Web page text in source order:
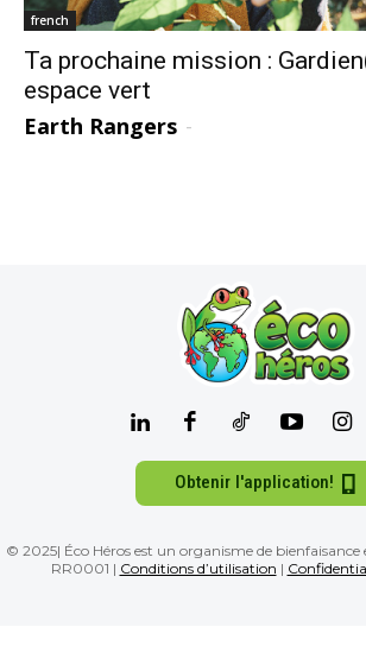
french
Ta prochaine mission :
espace vert
Earth Rangers -
Obtenir l'application!
© 2025| Éco Héros est un organisme de
RR0001 | Conditions d’utilisation |